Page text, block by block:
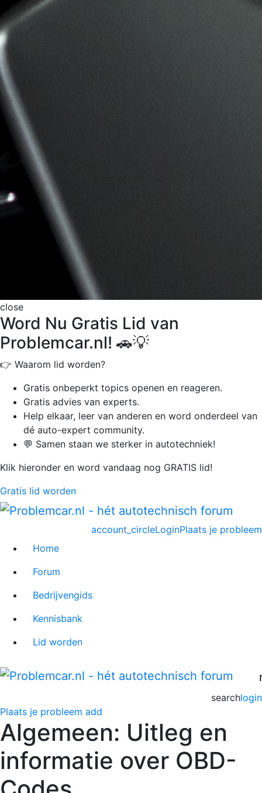
close
Word Nu Gratis Lid van
Problemcar.nl! 🚗💡
👉 Waarom lid worden?
Gratis onbeperkt topics openen en reageren.
Gratis advies van experts.
Help elkaar, leer van anderen en word onderdeel van
dé auto-expert community.
💬 Samen staan we sterker in autotechniek!
Klik hieronder en word vandaag nog GRATIS lid!
Gratis lid worden
Plaats je probleem
account_circleLogin
Home
Forum
Bedrijvengids
Kennisbank
Lid worden
login
search
Plaats je probleem add
Algemeen: Uitleg en
informatie over OBD-